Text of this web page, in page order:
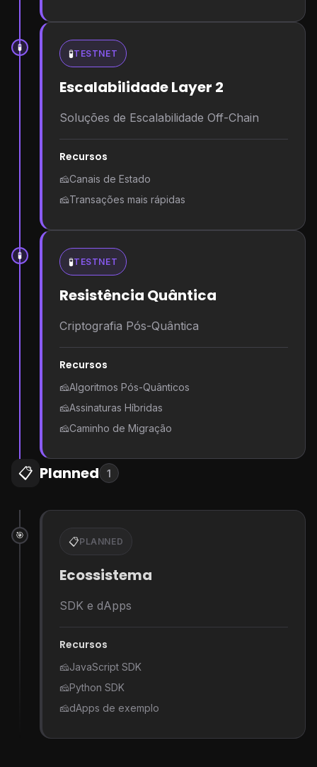
🧪
🧪TESTNET
Escalabilidade Layer 2
Soluções de Escalabilidade Off-Chain
Recursos
🧀Canais de Estado
🧀Transações mais rápidas
🧪
🧪TESTNET
Resistência Quântica
Criptografia Pós-Quântica
Recursos
🧀Algoritmos Pós-Quânticos
🧀Assinaturas Híbridas
🧀Caminho de Migração
📋 Planned 1
🎯
📋PLANNED
Ecossistema
SDK e dApps
Recursos
🧀JavaScript SDK
🧀Python SDK
🧀dApps de exemplo